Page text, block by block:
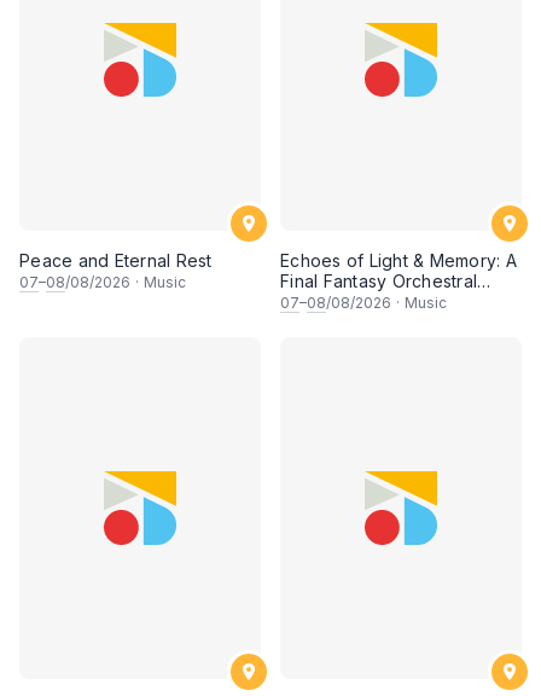
Peace and Eternal Rest
07–08/08/2026 · Music
Echoes of Light & Memory: A
Final Fantasy Orchestral
Journey, Chapter 1
07–08/08/2026 · Music